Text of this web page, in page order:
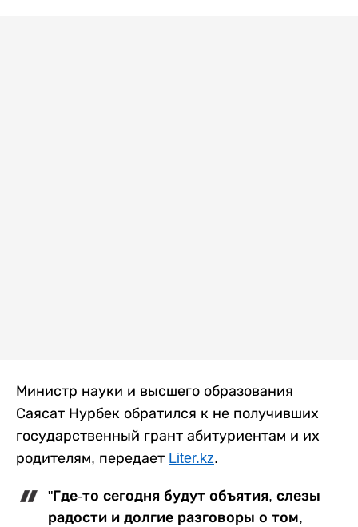
Министр науки и высшего образования
Саясат Нурбек обратился к не получивших
государственный грант абитуриентам и их
родителям, передает Liter.kz.
"Где-то сегодня будут объятия, слезы
радости и долгие разговоры о том,